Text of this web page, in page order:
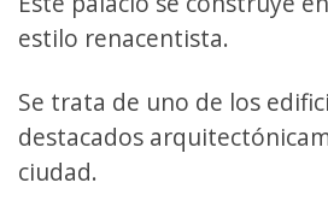
estilo renacentista.
Se trata de uno de los
destacados
ciudad.